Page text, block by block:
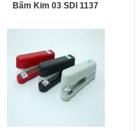
Bấm Kim 03 SDI 1137